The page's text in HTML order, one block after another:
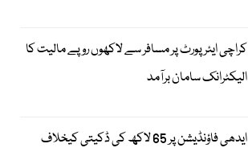
کراچی ایئرپورٹ پر مسافر سے لاکھوں روپے مالیت کا
الیکٹرانک سامان برآمد
ایدھی فاؤنڈیشن پر 65 لاکھ کی ڈکیتی کیخلاف